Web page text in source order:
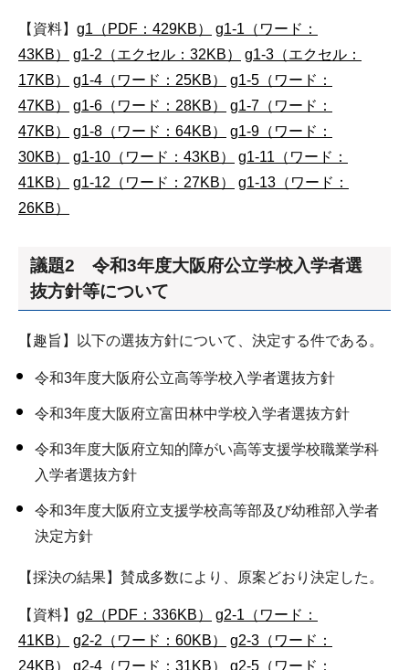
【資料】 g1（PDF：429KB）
g1-1（ワード：
43KB）
g1-2（エクセル：32KB）
g1-3（エクセル：
17KB）
g1-4（ワード：25KB）
g1-5（ワード：
47KB）
g1-6（ワード：28KB）
g1-7（ワード：
47KB）
g1-8（ワード：64KB）
g1-9（ワード：
30KB）
g1-10（ワード：43KB）
g1-11（ワード：
41KB）
g1-12（ワード：27KB）
g1-13（ワード：
26KB）
議題2 令和3年度大阪府公立学校入学者選
抜方針等について
【趣旨】以下の選抜方針について、決定する件である。
令和3年度大阪府公立高等学校入学者選抜方針
令和3年度大阪府立富田林中学校入学者選抜方針
令和3年度大阪府立知的障がい高等支援学校職業学科
入学者選抜方針
令和3年度大阪府立支援学校高等部及び幼稚部入学者
決定方針
【採決の結果】賛成多数により、原案どおり決定した。
【資料】 g2（PDF：336KB）
g2-1（ワード：
41KB）
g2-2（ワード：60KB）
g2-3（ワード：
24KB）
g2-4（ワード：31KB） g2-5（ワード：